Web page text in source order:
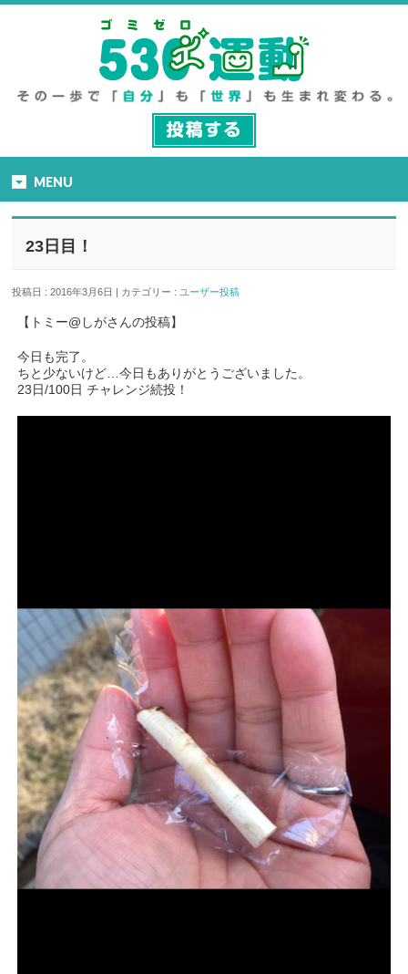
MENU
23日目！
投稿日 : 2016年3月6日 | カテゴリー :ユーザー投稿
【トミー@しがさんの投稿】
今日も完了。
ちと少ないけど…今日もありがとうございました。
23日/100日 チャレンジ続投！